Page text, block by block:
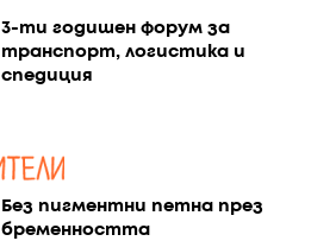
3-ти годишен форум за
транспорт, логистика и
спедиция
Без пигментни петна през
бременността